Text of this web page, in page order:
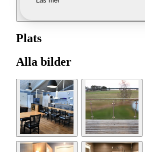
Plats
Alla bilder